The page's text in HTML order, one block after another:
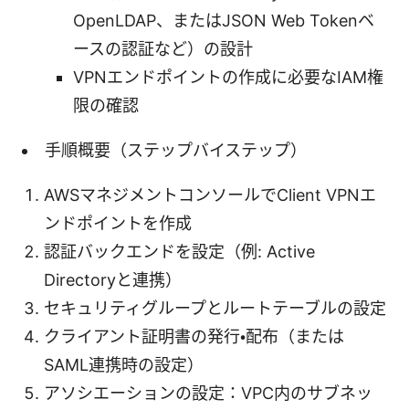
OpenLDAP、またはJSON Web Tokenベ
ースの認証など）の設計
VPNエンドポイントの作成に必要なIAM権
限の確認
手順概要（ステップバイステップ）
AWSマネジメントコンソールでClient VPNエ
ンドポイントを作成
認証バックエンドを設定（例: Active
Directoryと連携）
セキュリティグループとルートテーブルの設定
クライアント証明書の発行・配布（または
SAML連携時の設定）
アソシエーションの設定：VPC内のサブネッ